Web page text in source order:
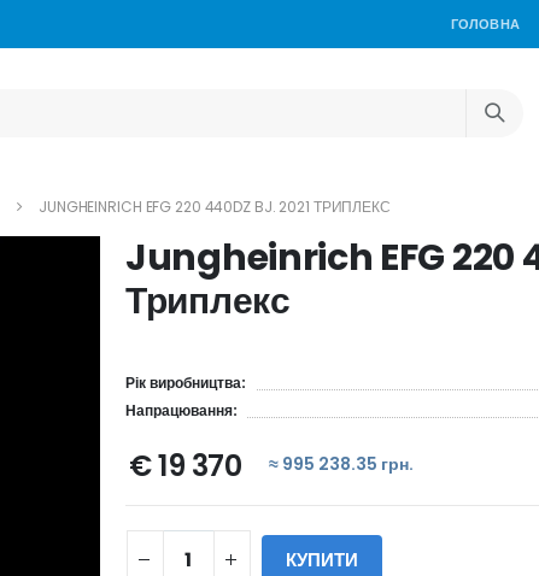
ГОЛОВНА
JUNGHEINRICH EFG 220 440DZ BJ. 2021 ТРИПЛЕКС
Jungheinrich EFG 220
Триплекс
Рік виробництва:
Напрацювання:
€ 19 370 ≈ 995 238.35 грн.
КУПИТИ